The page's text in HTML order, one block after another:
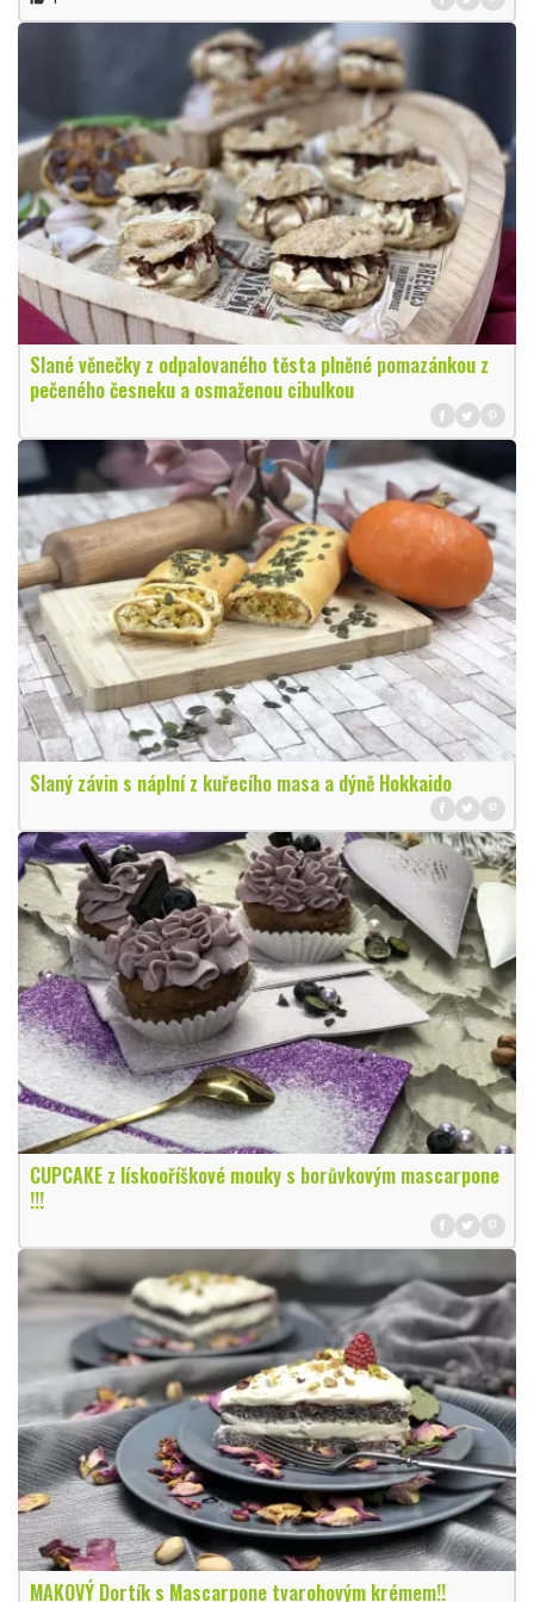
Slané věnečky z odpalovaného těsta plněné pomazánkou z
pečeného česneku a osmaženou cibulkou
Slaný závin s náplní z kuřecího masa a dýně Hokkaido
CUPCAKE z lískooříškové mouky s borůvkovým mascarpone
!!!
MAKOVÝ Dortík s Mascarpone tvarohovým krémem!!